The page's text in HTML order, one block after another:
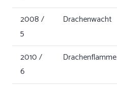
2008 /
5
Drachenwacht
2010 /
6
Drachenflamme